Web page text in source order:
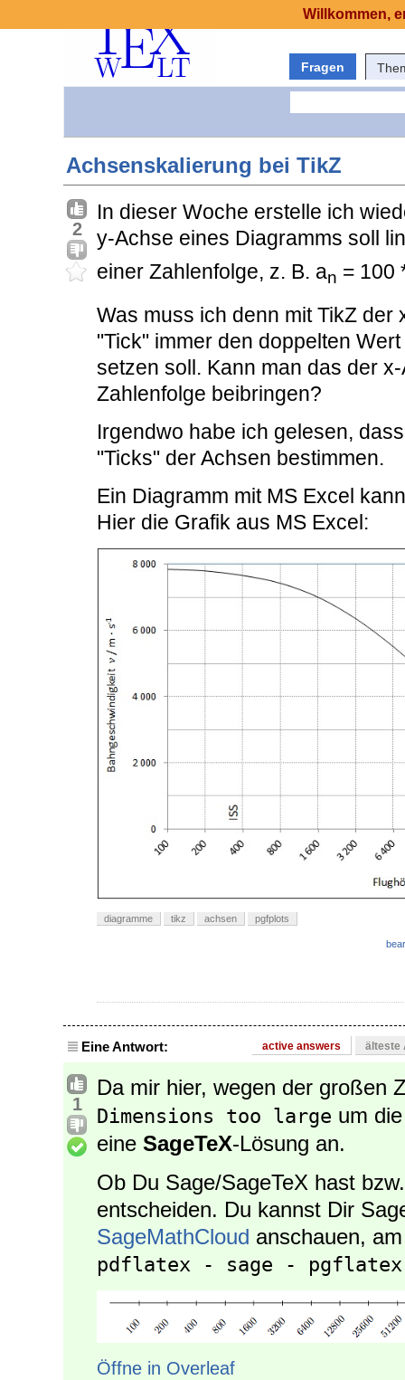
Fragen
Achsenskalierung bei TikZ
2
In dieser Woche erstelle ich
y-Achse eines Diagramms soll
einer Zahlenfolge, z. B. an = 100
Was muss ich denn mit TikZ
"Tick" immer den doppelten
setzen soll. Kann man das der
Zahlenfolge beibringen?
Irgendwo habe ich gelesen,
"Ticks" der Achsen bestimmen.
Ein Diagramm mit MS Excel
Hier die Grafik aus MS Excel:
diagramme tikz achsen pgfplots
Eine Antwort: active answers älteste
1
Da mir hier, wegen der großen
Dimensions too large um
eine SageTeX-Lösung an.
Ob Du Sage/SageTeX hast
entscheiden. Du kannst Dir
SageMathCloud anschauen,
pdflatex - sage - pgflatex
Öffne in Overleaf
Willkommen,